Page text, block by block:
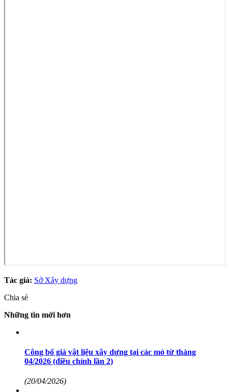
Tác giả: Sở Xây dựng
Chia sẻ
Những tin mới hơn
Công bố giá vật liệu xây dựng tại các mỏ từ tháng
04/2026 (điều chỉnh lần 2)
(20/04/2026)